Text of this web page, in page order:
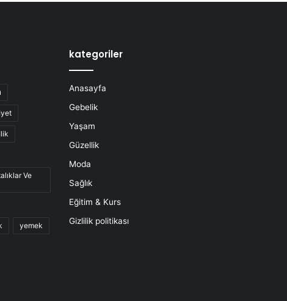
Ve
yemek
kategoriler
Anasayfa
Gebelik
Yaşam
Güzellik
Moda
Sağlık
Eğitim & Kurs
Gizlilik politikası